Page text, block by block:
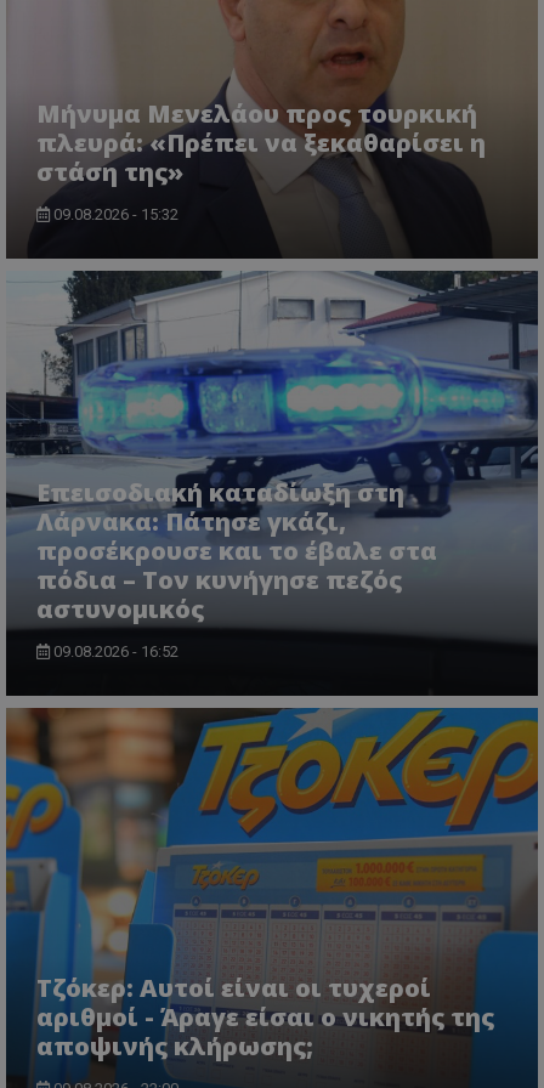
Μήνυμα Μενελάου προς τουρκική
πλευρά: «Πρέπει να ξεκαθαρίσει η
στάση της»
09.08.2026 - 15:32
Επεισοδιακή καταδίωξη στη
Λάρνακα: Πάτησε γκάζι,
προσέκρουσε και το έβαλε στα
πόδια – Τον κυνήγησε πεζός
αστυνομικός
09.08.2026 - 16:52
Τζόκερ: Αυτοί είναι οι τυχεροί
αριθμοί - Άραγε είσαι ο νικητής της
αποψινής κλήρωσης;
Ονοματεπώνυμο
ASP.NET_SessionId
Microsoft Corporation
YouTube